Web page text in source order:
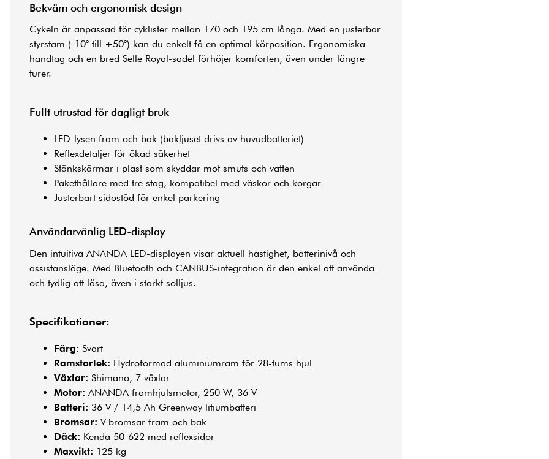
Bekväm och ergonomisk design
Cykeln är anpassad för cyklister mellan 170 och 195 cm långa. Med en justerbar
styrstam (-10° till +50°) kan du enkelt få en optimal körposition. Ergonomiska
handtag och en bred Selle Royal-sadel förhöjer komforten, även under längre
turer.
Fullt utrustad för dagligt bruk
LED-lysen fram och bak (bakljuset drivs av huvudbatteriet)
Reflexdetaljer för ökad säkerhet
Stänkskärmar i plast som skyddar mot smuts och vatten
Pakethållare med tre stag, kompatibel med väskor och korgar
Justerbart sidostöd för enkel parkering
Användarvänlig LED-display
Den intuitiva ANANDA LED-displayen visar aktuell hastighet, batterinivå och
assistansläge. Med Bluetooth och CANBUS-integration är den enkel att använda
och tydlig att läsa, även i starkt solljus.
Specifikationer:
Färg: Svart
Ramstorlek: Hydroformad aluminiumram för 28-tums hjul
Växlar: Shimano, 7 växlar
Motor: ANANDA framhjulsmotor, 250 W, 36 V
Batteri: 36 V / 14,5 Ah Greenway litiumbatteri
Bromsar: V-bromsar fram och bak
Däck: Kenda 50-622 med reflexsidor
Maxvikt: 125 kg